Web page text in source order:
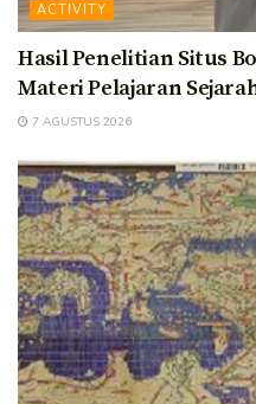
ACTIVITY
Hasil Penelitian Situs
Materi Pelajaran
7 AGUSTUS 2026